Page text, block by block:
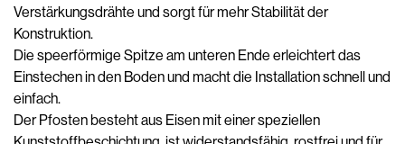
Verstärkungsdrähte und sorgt für mehr Stabilität der
Konstruktion.
Die speerförmige Spitze am unteren Ende erleichtert das
Einstechen in den Boden und macht die Installation schnell und
einfach.
Der Pfosten besteht aus Eisen mit einer speziellen